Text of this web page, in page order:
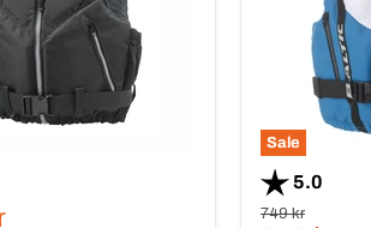
Sale
Betyg:
5.0
Ursprungspris
749 kr